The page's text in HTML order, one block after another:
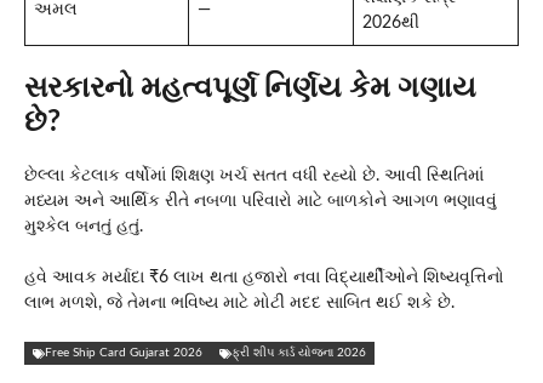
અમલ —
2026થી
સરકારનો મહત્વપૂર્ણ નિર્ણય કેમ ગણાય
છે?
છેલ્લા કેટલાક વર્ષોમાં શિક્ષણ ખર્ચ સતત વધી રહ્યો છે. આવી સ્થિતિમાં
મધ્યમ અને આર્થિક રીતે નબળા પરિવારો માટે બાળકોને આગળ ભણાવવું
મુશ્કેલ બનતું હતું.
હવે આવક મર્યાદા ₹6 લાખ થતા હજારો નવા વિદ્યાર્થીઓને શિષ્યવૃત્તિનો
લાભ મળશે, જે તેમના ભવિષ્ય માટે મોટી મદદ સાબિત થઈ શકે છે.
Free Ship Card Gujarat 2026 ફ્રી શીપ કાર્ડ યોજના 2026